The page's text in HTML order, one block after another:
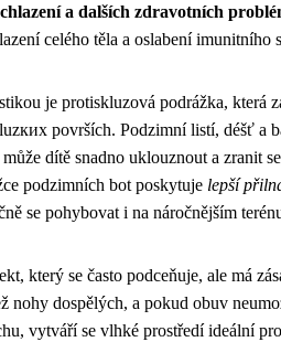
a dalších zdravotních
celého těla a oslabení imunitního
je protiskluzová podrážka, která
površích. Podzimní listí, déšť a
dítě snadno uklouznout a zranit
podzimních bot poskytuje lepší
se pohybovat i na náročnějším
který se často podceňuje, ale má
nohy dospělých, a pokud obuv
vytváří se vlhké prostředí ideální